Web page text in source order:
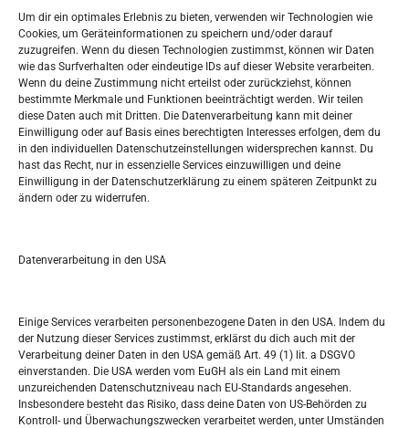
Um dir ein optimales Erlebnis zu bieten, verwenden wir Technologien wie
Cookies, um Geräteinformationen zu speichern und/oder darauf
zuzugreifen. Wenn du diesen Technologien zustimmst, können wir Daten
wie das Surfverhalten oder eindeutige IDs auf dieser Website verarbeiten.
Wenn du deine Zustimmung nicht erteilst oder zurückziehst, können
bestimmte Merkmale und Funktionen beeinträchtigt werden. Wir teilen
diese Daten auch mit Dritten. Die Datenverarbeitung kann mit deiner
Einwilligung oder auf Basis eines berechtigten Interesses erfolgen, dem du
in den individuellen Datenschutzeinstellungen widersprechen kannst. Du
hast das Recht, nur in essenzielle Services einzuwilligen und deine
Einwilligung in der Datenschutzerklärung zu einem späteren Zeitpunkt zu
ändern oder zu widerrufen.
Datenverarbeitung in den USA
Einige Services verarbeiten personenbezogene Daten in den USA. Indem du
der Nutzung dieser Services zustimmst, erklärst du dich auch mit der
Verarbeitung deiner Daten in den USA gemäß Art. 49 (1) lit. a DSGVO
einverstanden. Die USA werden vom EuGH als ein Land mit einem
unzureichenden Datenschutzniveau nach EU-Standards angesehen.
Insbesondere besteht das Risiko, dass deine Daten von US-Behörden zu
Kontroll- und Überwachungszwecken verarbeitet werden, unter Umständen
Widerufsbelehrung
Oglašavanje / Postavite svoj oglas
Tko je “Idemo u Svijet – Njemačka?
Pretražite stranicu:
S
e
a
h
M D M D F S S
1
3 4 5 6 7 8
10 11 12 13 14 15 16